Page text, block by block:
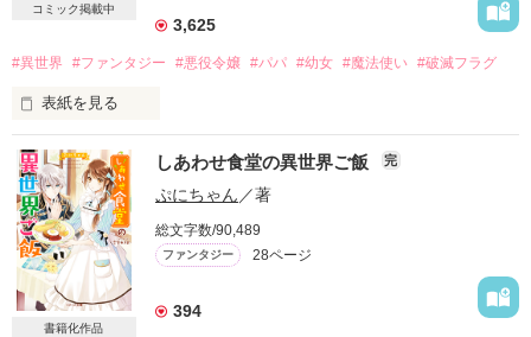
ドキドキしながら男装執事として働くリリィ
そんなリリィは、屋敷でいろんな人間と出会う！
リリィの自由気ままさにみんなが狂わされていく…
こーんなに楽しい今世は最高ねっ！！
※完結しました。
他サイトでも掲載予定です
生意気な有期雇用の部下を切り捨てて喜ぶ上司。
司。
阿鼻叫喚の渦に叩き込まれる同僚たち。
様々な人間の思惑をよそに、クリスティン・アンガーミュラー
は晴れ晴れと伸びをする。
「さあ、故郷に帰りましょうか」
作品を読む
コミック掲載中
3,625
#異世界 #ファンタジー #悪役令嬢 #パパ #幼女 #魔法使い #破滅フラグ
表紙を見る
目指せ！　最恐パパの愛娘！
魔公爵ディーの娘サマラ（５歳）は
ある日前世の記憶を取り戻し、
自分がゲームの悪役令嬢であることを悟る。
書籍化作品
しあわせ食堂の異世界ご飯 完
ぷにちゃん／著
総文字数/90,489
ファンタジー 28ページ
394